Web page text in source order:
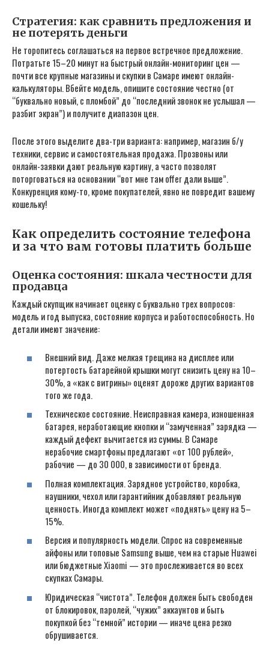
Стратегия: как сравнить предложения и
не потерять деньги
Не торопитесь соглашаться на первое встречное предложение.
Потратьте 15–20 минут на быстрый онлайн-мониторинг цен —
почти все крупные магазины и скупки в Самаре имеют онлайн-
калькуляторы. Вбейте модель, опишите состояние честно (от
“буквально новый, с пломбой” до “последний звонок не услышал —
разбит экран”) и получите диапазон цен.
После этого выделите два-три варианта: например, магазин б/у
техники, сервис и самостоятельная продажа. Прозвоны или
онлайн-заявки дают реальную картину, а часто позволят
поторговаться на основании “вот мне там offer дали выше”.
Конкуренция кому-то, кроме покупателей, явно не повредит вашему
кошельку!
Как определить состояние телефона
и за что вам готовы платить больше
Оценка состояния: шкала честности для
продавца
Каждый скупщик начинает оценку с буквально трех вопросов:
модель и год выпуска, состояние корпуса и работоспособность. Но
детали имеют значение:
Внешний вид. Даже мелкая трещина на дисплее или
потертость батарейной крышки могут снизить цену на 10–
30%, а «как с витрины» оценят дороже других вариантов
того же года.
Техническое состояние. Неисправная камера, изношенная
батарея, неработающие кнопки и “замученная” зарядка —
каждый дефект вычитается из суммы. В Самаре
нерабочие смартфоны предлагают «от 100 рублей»,
рабочие — до 30 000, в зависимости от бренда.
Полная комплектация. Зарядное устройство, коробка,
наушники, чехол или гарантийник добавляют реальную
ценность. Иногда комплект может «поднять» цену на 5–
15%.
Версия и популярность модели. Спрос на современные
айфоны или топовые Samsung выше, чем на старые Huawei
или бюджетные Xiaomi — это прослеживается во всех
скупках Самары.
Юридическая “чистота”. Телефон должен быть свободен
от блокировок, паролей, “чужих” аккаунтов и быть
покупкой без “темной” истории — иначе цена резко
обрушивается.